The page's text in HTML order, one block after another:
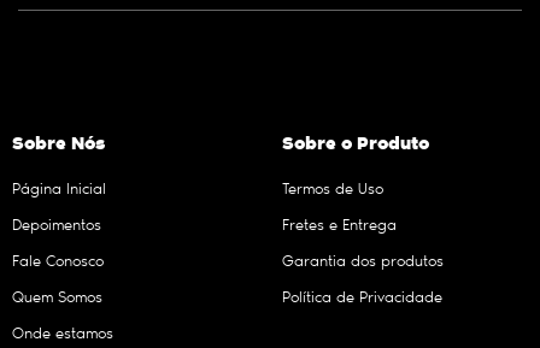
Sobre Nós
Página Inicial
Depoimentos
Fale Conosco
Quem Somos
Onde estamos
Sobre o Produto
Termos de Uso
Fretes e Entrega
Garantia dos produtos
Política de Privacidade